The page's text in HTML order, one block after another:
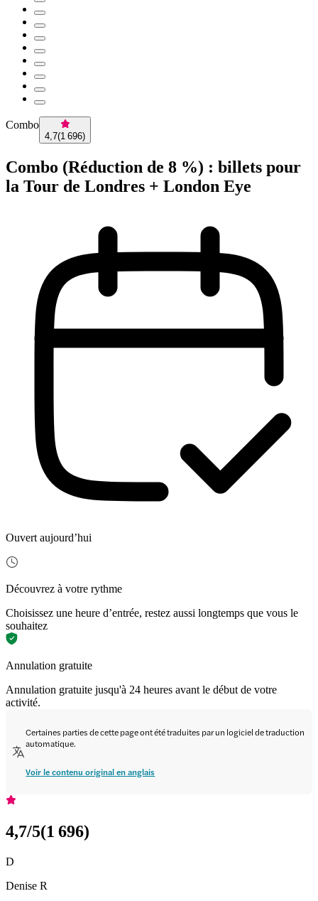
Combo
4,7(1 696)
Combo (Réduction de 8 %) : billets pour
la Tour de Londres + London Eye
Ouvert aujourd’hui
Découvrez à votre rythme
Choisissez une heure d’entrée, restez aussi longtemps que vous le
souhaitez
Annulation gratuite
Annulation gratuite jusqu'à 24 heures avant le début de votre
activité.
Certaines parties de cette page ont été traduites par un logiciel de traduction
automatique.
Voir le contenu original en anglais
4,7/5(1 696)
D
Denise R